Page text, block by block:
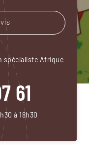
spécialiste Afrique
61
à 18h30